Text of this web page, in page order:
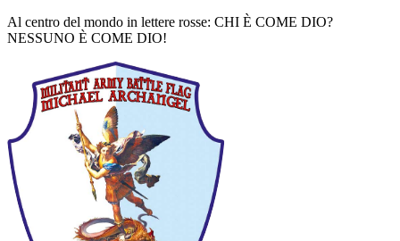
Al centro del mondo in lettere rosse: CHI È COME DIO?
NESSUNO È COME DIO!